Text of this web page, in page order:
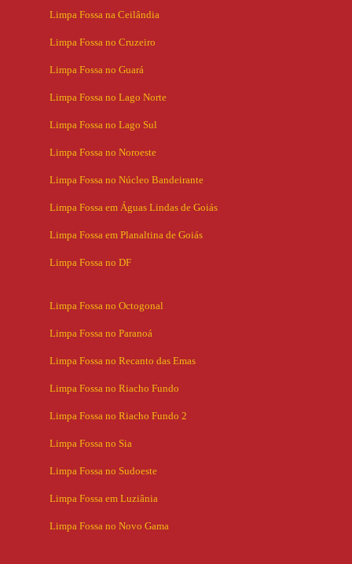
Limpa Fossa na Ceilândia
Limpa Fossa no Cruzeiro
Limpa Fossa no Guará
Limpa Fossa no Lago Norte
Limpa Fossa no Lago Sul
Limpa Fossa no Noroeste
Limpa Fossa no Núcleo Bandeirante
Limpa Fossa em Águas Lindas de Goiás
Limpa Fossa em Planaltina de Goiás
Limpa Fossa no DF
Limpa Fossa no Octogonal
Limpa Fossa no Paranoá
Limpa Fossa no Recanto das Emas
Limpa Fossa no Riacho Fundo
Limpa Fossa no Riacho Fundo 2
Limpa Fossa no Sia
Limpa Fossa no Sudoeste
Limpa Fossa em Luziânia
Limpa Fossa no Novo Gama